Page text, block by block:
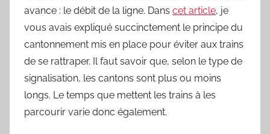
avance : le débit de la ligne. Dans cet article, je
vous avais expliqué succinctement le principe du
cantonnement mis en place pour éviter aux trains
de se rattraper. Il faut savoir que, selon le type de
signalisation, les cantons sont plus ou moins
longs. Le temps que mettent les trains à les
parcourir varie donc également.